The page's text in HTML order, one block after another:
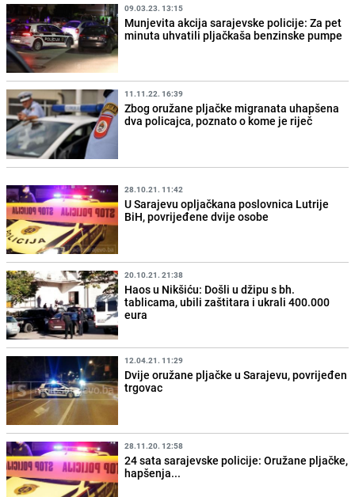
09.03.23. 13:15
Munjevita akcija sarajevske policije: Za pet
minuta uhvatili pljačkaša benzinske pumpe
11.11.22. 16:39
Zbog oružane pljačke migranata uhapšena
dva policajca, poznato o kome je riječ
28.10.21. 11:42
U Sarajevu opljačkana poslovnica Lutrije
BiH, povrijeđene dvije osobe
20.10.21. 21:38
Haos u Nikšiću: Došli u džipu s bh.
tablicama, ubili zaštitara i ukrali 400.000
eura
12.04.21. 11:29
Dvije oružane pljačke u Sarajevu, povrijeđen
trgovac
28.11.20. 12:58
24 sata sarajevske policije: Oružane pljačke,
hapšenja...